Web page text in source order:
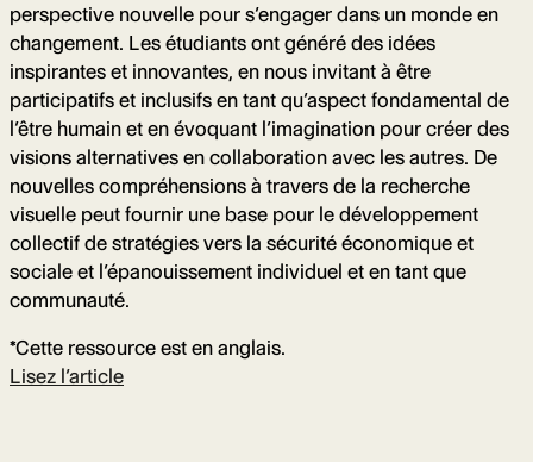
perspective nouvelle pour s’engager dans un monde en
changement. Les étudiants ont généré des idées
inspirantes et innovantes, en nous invitant à être
participatifs et inclusifs en tant qu’aspect fondamental de
l’être humain et en évoquant l’imagination pour créer des
visions alternatives en collaboration avec les autres. De
nouvelles compréhensions à travers de la recherche
visuelle peut fournir une base pour le développement
collectif de stratégies vers la sécurité économique et
sociale et l’épanouissement individuel et en tant que
communauté.
*Cette ressource est en anglais.
Lisez l’article